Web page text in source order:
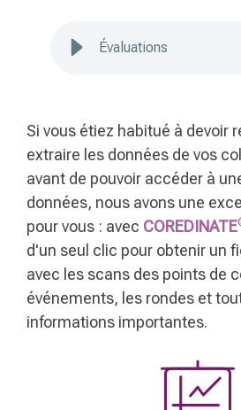
Évaluations
Si vous étiez habitué à devoir
extraire les données de vos
avant de pouvoir accéder à
données, nous avons une
pour vous : avec COREDINATE
d'un seul clic pour obtenir un
avec les scans des points de
événements, les rondes et
informations importantes.